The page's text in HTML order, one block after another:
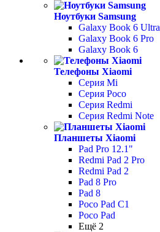
Ноутбуки Samsung
Galaxy Book 6 Ultra
Galaxy Book 6 Pro
Galaxy Book 6
Телефоны Xiaomi
Серия Mi
Серия Poco
Серия Redmi
Серия Redmi Note
Планшеты Xiaomi
Pad Pro 12.1"
Redmi Pad 2 Pro
Redmi Pad 2
Pad 8 Pro
Pad 8
Poco Pad С1
Poco Pad
Ещё 2